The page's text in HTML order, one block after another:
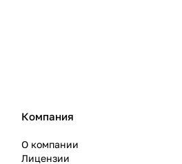
Компания
О компании
Лицензии